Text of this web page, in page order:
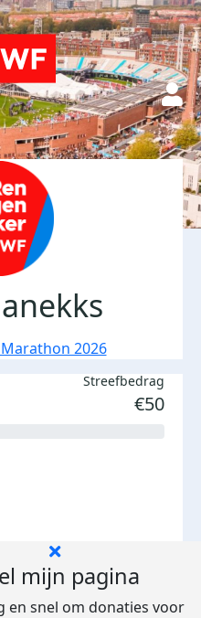
2026
Streefbedrag
€50
mijn pagina
en snel om donaties voor